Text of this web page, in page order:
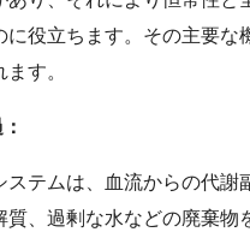
に役立ちます。その主要な
す。
ステムは、血流からの代謝
質、過剰な水などの廃棄物